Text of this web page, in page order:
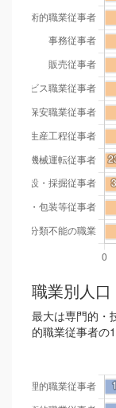
職業別人口
最大は専門的・
的職業従事者の